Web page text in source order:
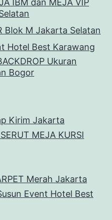
IBM dan MEJA VIP
Blok M Jakarta Selatan
Hotel Best Karawang
Ukuran
Bogor
Kirim Jakarta
MEJA KURSI
Merah Jakarta
Event Hotel Best